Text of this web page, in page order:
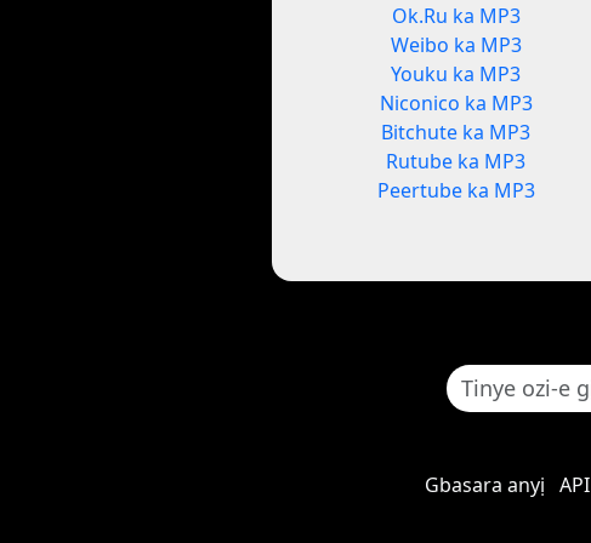
Ok.Ru ka MP3
Weibo ka MP3
Youku ka MP3
Niconico ka MP3
Bitchute ka MP3
Rutube ka MP3
Peertube ka MP3
Gbasara anyị API